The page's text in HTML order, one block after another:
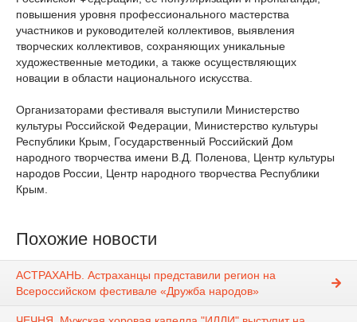
повышения уровня профессионального мастерства
участников и руководителей коллективов, выявления
творческих коллективов, сохраняющих уникальные
художественные методики, а также осуществляющих
новации в области национального искусства.
Организаторами фестиваля выступили Министерство
культуры Российской Федерации, Министерство культуры
Республики Крым, Государственный Российский Дом
народного творчества имени В.Д. Поленова, Центр культуры
народов России, Центр народного творчества Республики
Крым.
Похожие новости
АСТРАХАНЬ. Астраханцы представили регион на
Всероссийском фестивале «Дружба народов»